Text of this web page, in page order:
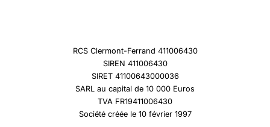
RCS Clermont-Ferrand 411006430
SIREN 411006430
SIRET 41100643000036
SARL au capital de 10 000 Euros
TVA FR19411006430
Société créée le 10 février 1997